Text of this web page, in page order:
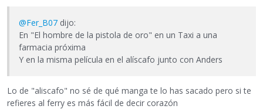
@Fer_B07 dijo:
En "El hombre de la pistola de oro" en un Taxi a una
farmacia próxima
Y en la misma película en el alíscafo junto con Anders
Lo de "aliscafo" no sé de qué manga te lo has sacado pero si te
refieres al ferry es más fácil de decir corazón